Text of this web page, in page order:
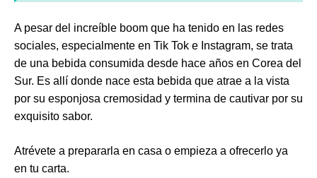
A pesar del increíble boom que ha tenido en las redes
sociales, especialmente en Tik Tok e Instagram, se trata
de una bebida consumida desde hace años en Corea del
Sur. Es allí donde nace esta bebida que atrae a la vista
por su esponjosa cremosidad y termina de cautivar por su
exquisito sabor.
Atrévete a prepararla en casa o empieza a ofrecerlo ya
en tu carta.